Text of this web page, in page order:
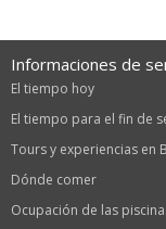
Informaciones de
El tiempo hoy
El tiempo para el fin de
Tours y experiencias en
Dónde comer
Ocupación de las